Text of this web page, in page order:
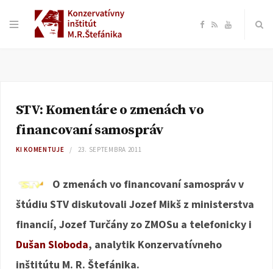
F
o
R Y
e
STV: Komentáre o zmenách vo
financovaní samospráv
KI KOMENTUJE 23. SEPTEMBRA 2011
O zmenách vo financovaní samospráv v
štúdiu STV diskutovali Jozef Mikš z ministerstva
financií, Jozef Turčány zo ZMOSu a telefonicky i
Dušan Sloboda, analytik Konzervatívneho
inštitútu M. R. Štefánika.